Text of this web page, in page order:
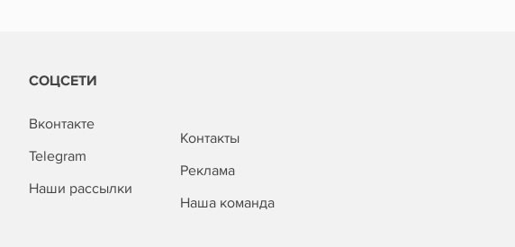
СОЦСЕТИ
Вконтакте
Telegram
Наши рассылки
Контакты
Реклама
Наша команда